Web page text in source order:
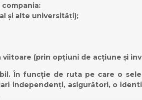
și alte universități);
(prin opțiuni de acțiune și
În funcție de ruta pe care o
independenți, asigurători, o